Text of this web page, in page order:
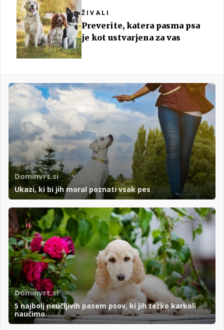
ŽIVALI
Preverite, katera pasma psa
je kot ustvarjena za vas
Dominvrt.si
Ukazi, ki bi jih moral poznati vsak pes
Dominvrt.si
5 najbolj neučljivih pasem psov, ki jih težko karkoli
naučimo